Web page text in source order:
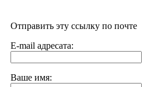
Отправить эту ссылку по почте
E-mail адресата:
Ваше имя: